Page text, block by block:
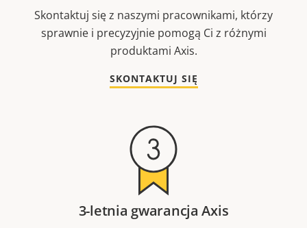
Skontaktuj się z naszymi pracownikami, którzy
sprawnie i precyzyjnie pomogą Ci z różnymi
produktami Axis.
SKONTAKTUJ SIĘ
3-letnia gwarancja Axis